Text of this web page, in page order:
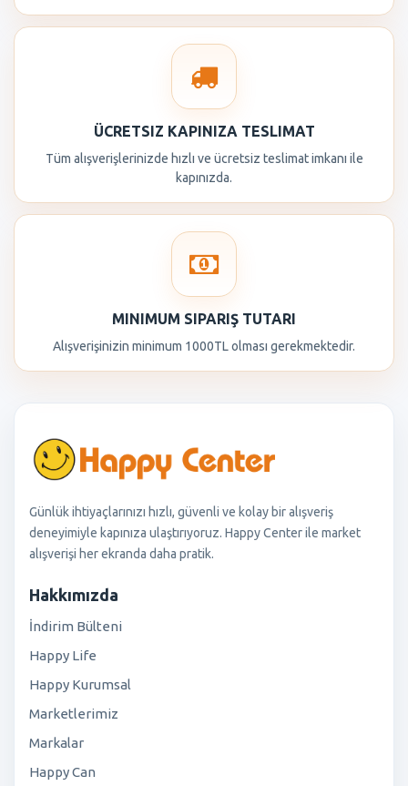
ÜCRETSIZ KAPINIZA TESLIMAT
Tüm alışverişlerinizde hızlı ve ücretsiz teslimat imkanı ile
kapınızda.
MINIMUM SIPARIŞ TUTARI
Alışverişinizin minimum 1000TL olması gerekmektedir.
Günlük ihtiyaçlarınızı hızlı, güvenli ve kolay bir alışveriş
deneyimiyle kapınıza ulaştırıyoruz. Happy Center ile market
alışverişi her ekranda daha pratik.
Hakkımızda
İndirim Bülteni
Happy Life
Happy Kurumsal
Marketlerimiz
Markalar
Happy Can